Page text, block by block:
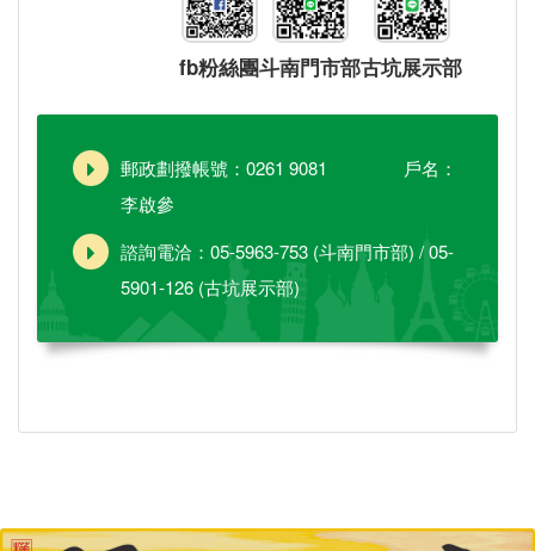
fb粉絲團斗南門市部古坑展示部
郵政劃撥帳號：0261 9081 戶名：
李啟參
諮詢電洽：05-5963-753 (斗南門市部) / 05-
5901-126 (古坑展示部)